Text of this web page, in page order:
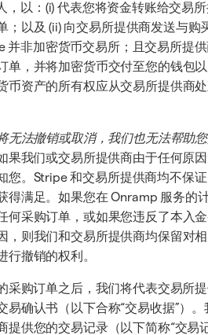
，以：(i) 代表您将资金转账给交易
；以及 (ii) 向交易所提供商发送与购
并非加密货币交易所；且交易所提
单，并将加密货币交付至您的钱包
币资产的所有权应从交易所提供商
无法撤销或取消，我们也无法帮助
如果我们或交易所提供商由于任何原
您。Stripe 和交易所提供商均不保
得满足。如果您在 Onramp 服务的
何采购订单，或如果您违反了本入
，则我们和交易所提供商均保留对
行撤销的权利。
采购订单之后，我们将代表交易所
易确认书（以下合称“交易收据”）。
提供您的交易记录（以下简称“交易